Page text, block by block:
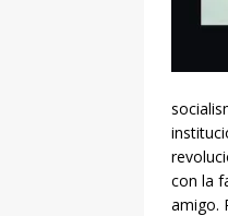
con la
amigo.